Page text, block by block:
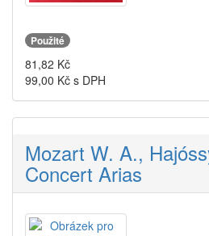
Použité
81,82 Kč
99,00 Kč s DPH
Mozart W. A.,
Concert Arias